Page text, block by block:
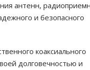
антенн,
и безопасного
коаксиального
долговечностью и